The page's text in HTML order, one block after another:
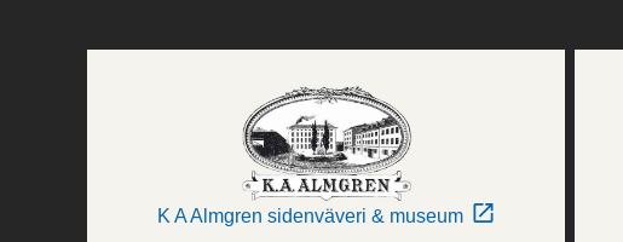
K A Almgren sidenväveri & museum